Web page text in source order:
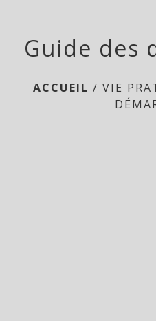
Guide des
ACCUEIL / VIE